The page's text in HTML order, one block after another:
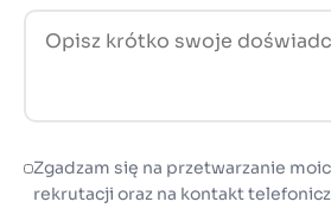
Zgadzam się na przetwarzanie
rekrutacji oraz na kontakt